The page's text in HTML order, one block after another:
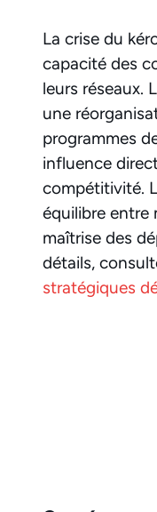
La crise du
capacité des
leurs réseaux.
une
programmes
influence
compétitivité.
équilibre entre
maîtrise des
détails,
stratégiques